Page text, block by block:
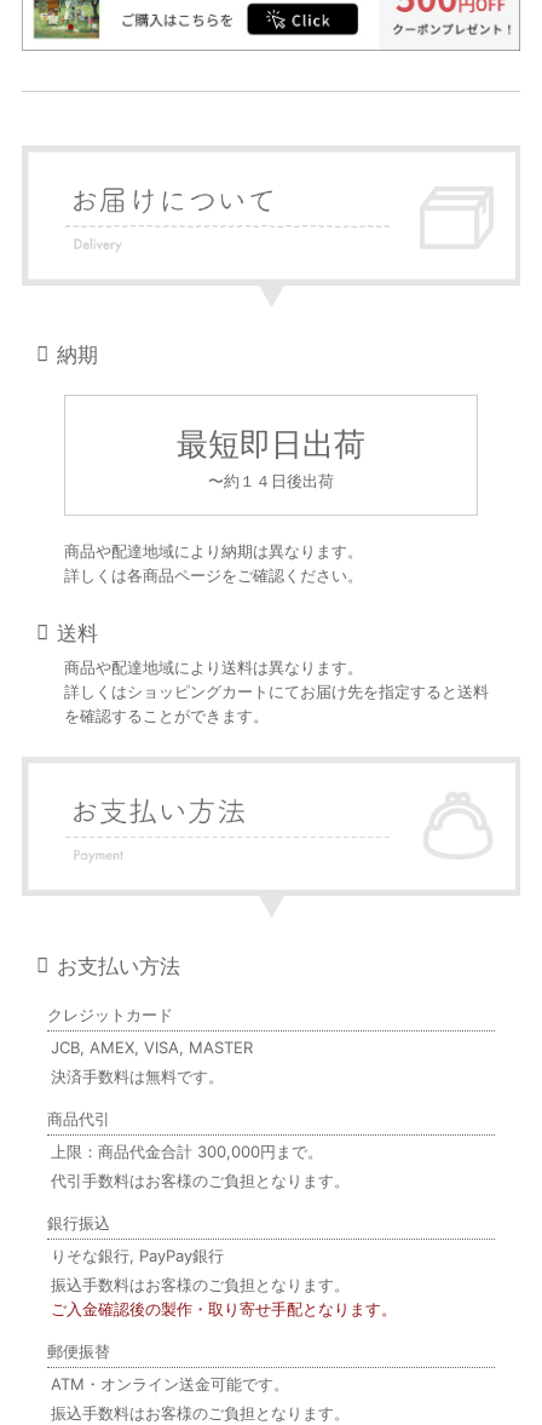
納期
最短即日出荷
〜約１４日後出荷
商品や配達地域により納期は異なります。
詳しくは各商品ページをご確認ください。
送料
商品や配達地域により送料は異なります。
詳しくはショッピングカートにてお届け先を指定すると送料
を確認することができます。
お支払い方法
クレジットカード
JCB, AMEX, VISA, MASTER
決済手数料は無料です。
商品代引
上限：商品代金合計 300,000円まで。
代引手数料はお客様のご負担となります。
銀行振込
りそな銀行, PayPay銀行
振込手数料はお客様のご負担となります。
ご入金確認後の製作・取り寄せ手配となります。
郵便振替
ATM・オンライン送金可能です。
振込手数料はお客様のご負担となります。